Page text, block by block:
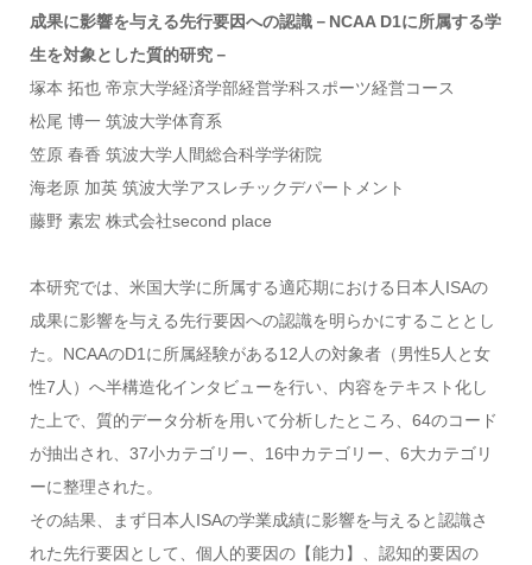
成果に影響を与える先行要因への認識－NCAA D1に所属する学
生を対象とした質的研究－
塚本 拓也 帝京大学経済学部経営学科スポーツ経営コース
松尾 博一 筑波大学体育系
笠原 春香 筑波大学人間総合科学学術院
海老原 加英 筑波大学アスレチックデパートメント
藤野 素宏 株式会社second place
本研究では、米国大学に所属する適応期における日本人ISAの
成果に影響を与える先行要因への認識を明らかにすることとし
た。NCAAのD1に所属経験がある12人の対象者（男性5人と女
性7人）へ半構造化インタビューを行い、内容をテキスト化し
た上で、質的データ分析を用いて分析したところ、64のコード
が抽出され、37小カテゴリー、16中カテゴリー、6大カテゴリ
ーに整理された。
その結果、まず日本人ISAの学業成績に影響を与えると認識さ
れた先行要因として、個人的要因の【能力】、認知的要因の